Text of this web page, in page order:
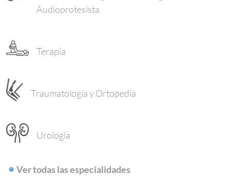
Audioprotesista
Terapía
Traumatología y Ortopedia
Urología
Ver todas las especialidades